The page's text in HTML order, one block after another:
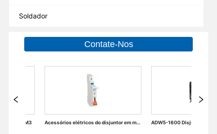
Soldador
Contate-Nos
ADW5-1600 Disjuntor integrado de armação de plástico